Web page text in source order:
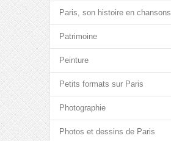
Paris, son histoire en chansons
Patrimoine
Peinture
Petits formats sur Paris
Photographie
Photos et dessins de Paris